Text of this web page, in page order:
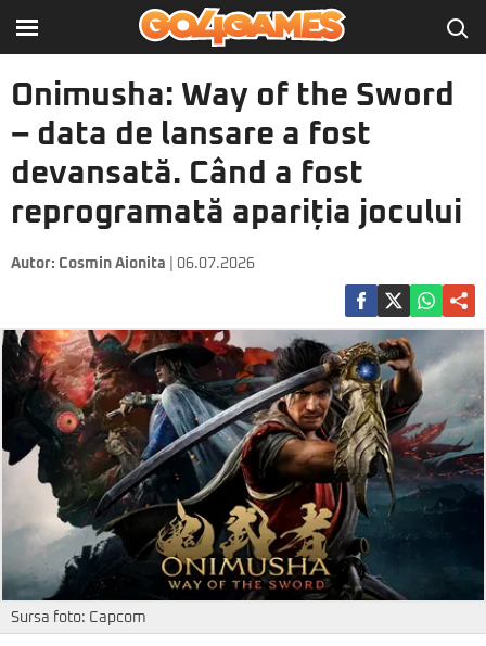
Onimusha: Way of the Sword
– data de lansare a fost
devansată. Când a fost
reprogramată apariția jocului
Autor: Cosmin Aionita | 06.07.2026
Sursa foto: Capcom